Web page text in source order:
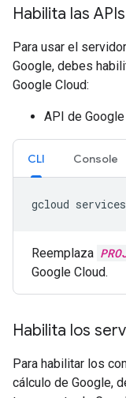
Habilita las APIs
Para usar el
Google, debes
Google Cloud:
API de
CLI Console
gcloud services
Reemplaza
Google Cloud.
Habilita los
Para habilitar los
cálculo de Google,